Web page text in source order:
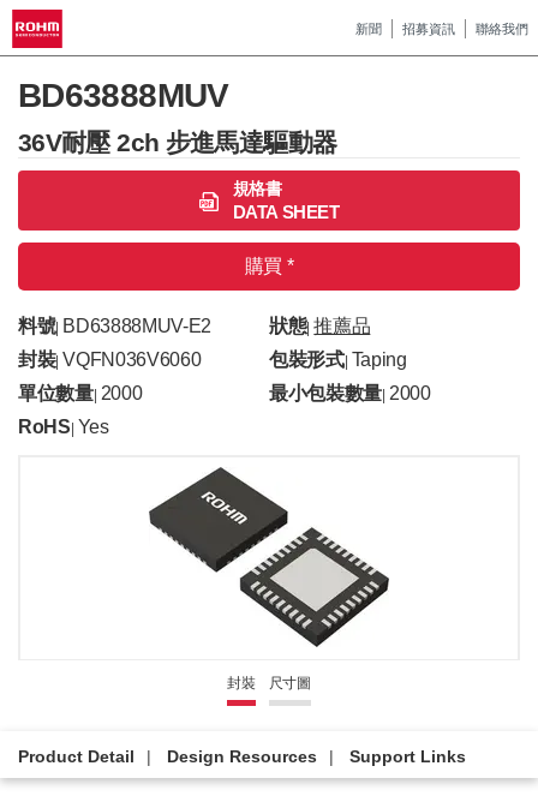
新聞 招募資訊 聯絡我們
BD63888MUV
36V耐壓 2ch 步進馬達驅動器
規格書
DATA SHEET
購買 *
料號| BD63888MUV-E2 狀態|推薦品
封裝| VQFN036V6060 包裝形式| Taping
單位數量| 2000 最小包裝數量 |2000
RoHS Yes
封裝 尺寸圖
Product Detail Design Resources Support Links